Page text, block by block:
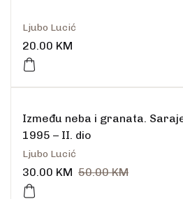
Ljubo Lucić
20.00 KM
Između neba i granata.
1995 – II. dio
Ljubo Lucić
30.00 KM 50.00KM